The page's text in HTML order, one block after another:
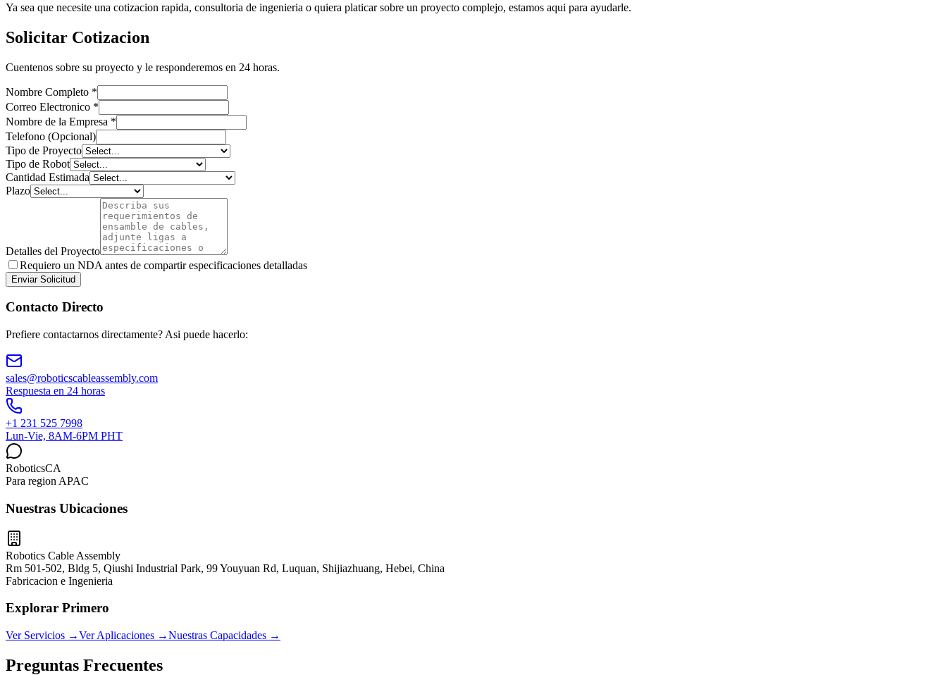
Ya sea que necesite una cotizacion rapida, consultoria de ingenieria o quiera platicar sobre un proyecto complejo, estamos aqui para ayudarle.
Solicitar Cotizacion
Cuentenos sobre su proyecto y le responderemos en 24 horas.
Nombre Completo *
Correo Electronico *
Nombre de la Empresa *
Telefono (Opcional)
Tipo de Proyecto
Tipo de Robot
Cantidad Estimada
Plazo
Detalles del Proyecto
Requiero un NDA antes de compartir especificaciones detalladas
Enviar Solicitud
Contacto Directo
Prefiere contactarnos directamente? Asi puede hacerlo:
sales@roboticscableassembly.com
Respuesta en 24 horas
+1 231 525 7998
Lun-Vie, 8AM-6PM PHT
RoboticsCA
Para region APAC
Nuestras Ubicaciones
Robotics Cable Assembly
Rm 501-502, Bldg 5, Qiushi Industrial Park, 99 Youyuan Rd, Luquan, Shijiazhuang, Hebei, China
Fabricacion e Ingenieria
Explorar Primero
Ver Servicios →Ver Aplicaciones →Nuestras Capacidades →
Preguntas Frecuentes